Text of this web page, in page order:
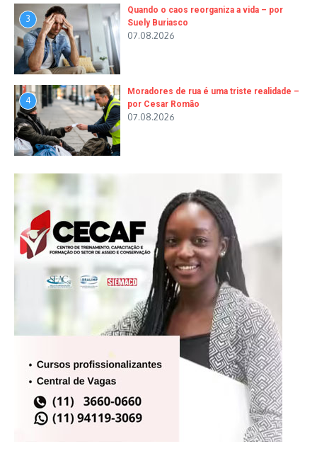
3
Quando o caos reorganiza a vida – por
Suely Buriasco
07.08.2026
4
Moradores de rua é uma triste realidade –
por Cesar Romão
07.08.2026